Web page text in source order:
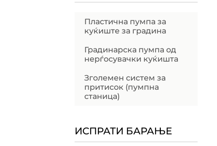
Пластична пумпа за
куќиште за градина
Градинарска пумпа од
нерѓосувачки куќишта
Зголемен систем за
притисок (пумпна
станица)
ИСПРАТИ БАРАЊЕ